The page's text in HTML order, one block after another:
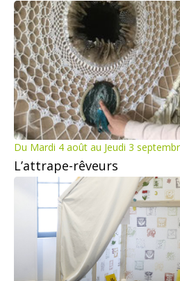
Du Mardi 4 août au Jeudi 3
L’attrape-rêveurs